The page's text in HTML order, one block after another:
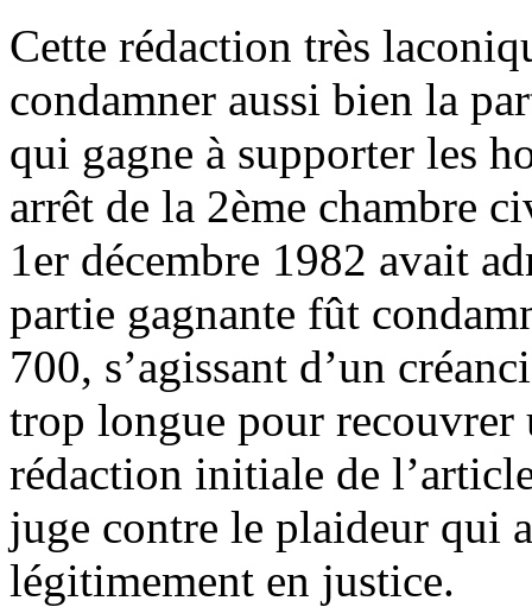
Cette rédaction très
condamner aussi bien la
qui gagne à supporter les
arrêt de la 2ème chambre
1er décembre 1982 avait
partie gagnante fût
700, s’agissant d’un
trop longue pour recouvrer
rédaction initiale de
juge contre le plaideur qui
légitimement en justice.